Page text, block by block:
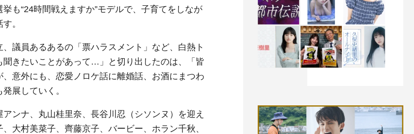
も“24時間戦えますか”モデルで、子育てをしなが
。
議員あるあるの「票ハラスメント」など、白熱ト
きたいことがあって…」と切り出したのは、「皆
意外にも、恋愛ノロケ話に離婚話、お酒にまつわ
展していく。
ンナ、丸山桂里奈、長谷川忍（シソンヌ）を迎え
大村美菜子、齊藤京子、バービー、ホラン千秋、